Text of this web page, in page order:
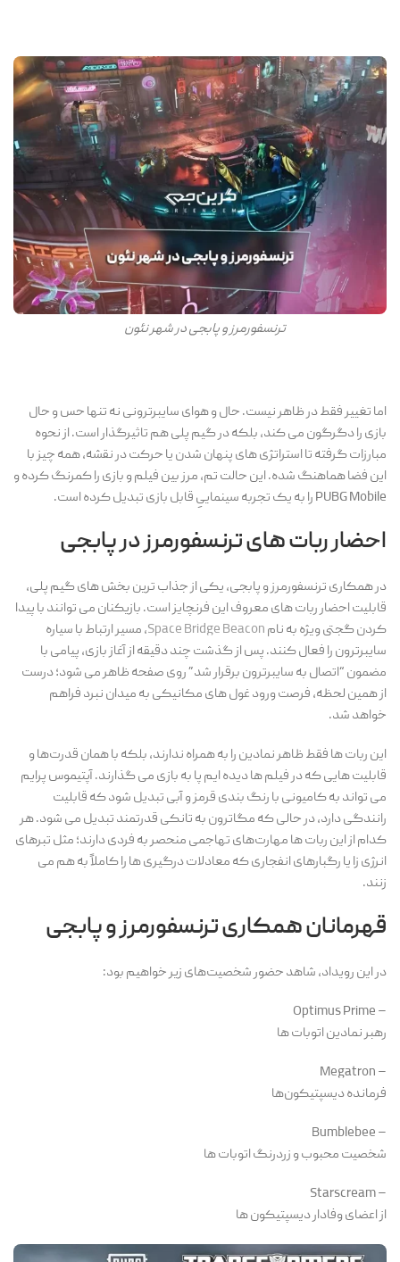
ترنسفورمرز و پابجی در شهر نئون
اما تغییر فقط در ظاهر نیست. حال و هوای سایبرترونی نه تنها حس و حال
بازی را دگرگون می کند، بلکه در گیم پلی هم تاثیرگذار است. از نحوه
مبارزات گرفته تا استراتژی های پنهان شدن یا حرکت در نقشه، همه چیز با
این فضا هماهنگ شده. این حالت تم، مرز بین فیلم و بازی را کمرنگ کرده و
PUBG Mobile را به یک تجربه سینماییِ قابل بازی تبدیل کرده است.
احضار ربات های ترنسفورمرز در پابجی
در همکاری ترنسفورمرز و پابجی، یکی از جذاب ترین بخش های گیم پلی،
قابلیت احضار ربات های معروف این فرنچایز است. بازیکنان می توانند با پیدا
کردن گجتی ویژه به نامSpace Bridge Beacon، مسیر ارتباط با سیاره
سایبرترون را فعال کنند. پس از گذشت چند دقیقه از آغاز بازی، پیامی با
مضمون “اتصال به سایبرترون برقرار شد” روی صفحه ظاهر می شود؛ درست
از همین لحظه، فرصت ورود غول های مکانیکی به میدان نبرد فراهم
خواهد شد.
این ربات ها فقط ظاهر نمادین را به همراه ندارند، بلکه با همان قدرت‌ها و
قابلیت هایی که در فیلم ها دیده ایم پا به بازی می گذارند. آپتیموس پرایم
می تواند به کامیونی با رنگ بندی قرمز و آبی تبدیل شود که قابلیت
رانندگی دارد، در حالی که مگاترون به تانکی قدرتمند تبدیل می شود. هر
کدام از این ربات ها مهارت‌های تهاجمی منحصر به فردی دارند؛ مثل تبرهای
انرژی زا یا رگبارهای انفجاری که معادلات درگیری ها را کاملاً به هم می
زنند.
قهرمانان همکاری ترنسفورمرز و پابجی
در این رویداد، شاهد حضور شخصیت‌های زیر خواهیم بود:
– Optimus Prime
رهبر نمادین اتوبات ها
– Megatron
فرمانده دیسپتیکون‌ها
– Bumblebee
شخصیت محبوب و زردرنگ اتوبات ها
– Starscream
از اعضای وفادار دیسپتیکون ها